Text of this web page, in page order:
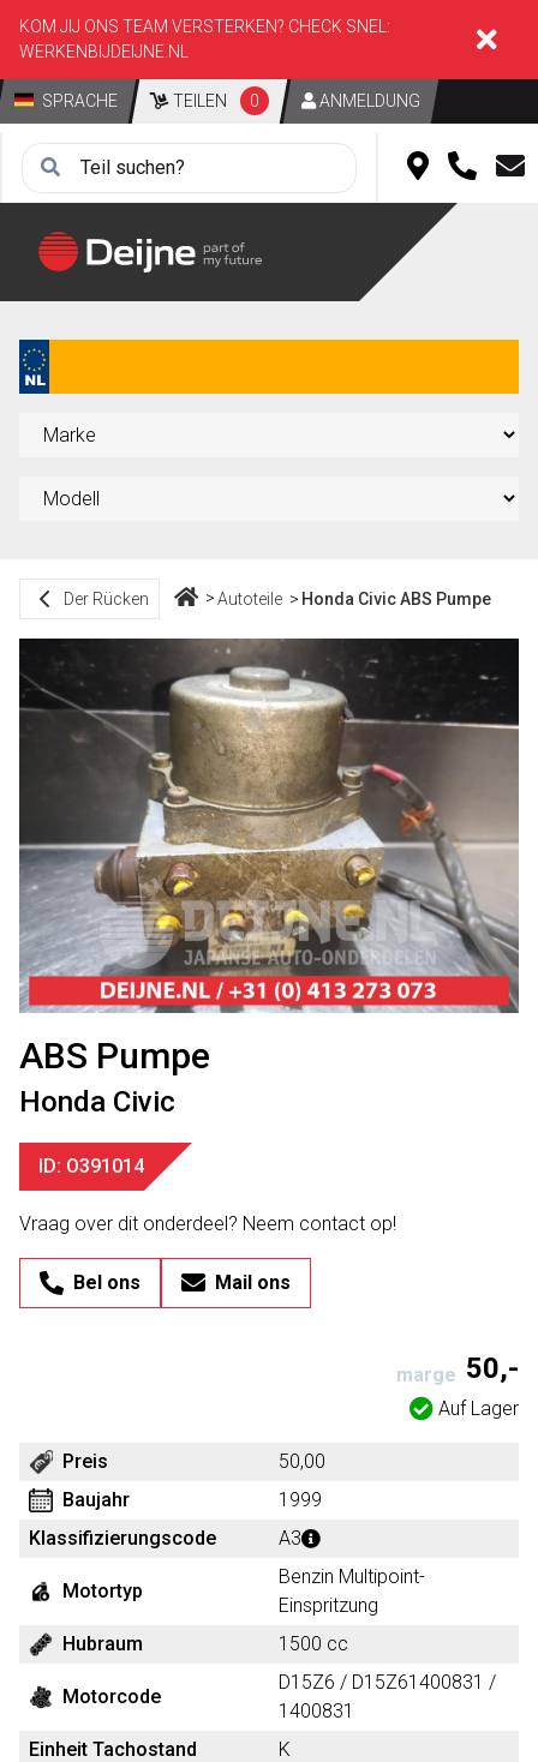
KOM JIJ ONS TEAM VERSTERKEN? CHECK SNEL:
WERKENBIJDEIJNE.NL
SPRACHE TEILEN 0 ANMELDUNG
Der Rücken Autoteile Honda Civic ABS Pumpe
ABS Pumpe
Honda Civic
ID: O391014
Vraag over dit onderdeel? Neem contact op!
Bel ons Mail ons
marge 50,-
Auf Lager
Preis
50,00
Baujahr
1999
Klassifizierungscode
A3
Motortyp
Benzin Multipoint-
Einspritzung
Hubraum
1500 cc
Motorcode
D15Z6 / D15Z61400831 /
1400831
Einheit Tachostand
K